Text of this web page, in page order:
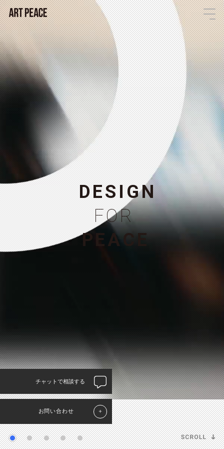
DESIGN
FOR
PEACE
チャットで相談する
お問い合わせ ＋